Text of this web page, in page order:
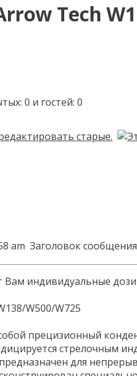
Tech
0 и гостей: 0
am Заголовок
Вам индивидуальные
прецизионный
стрелочным
для